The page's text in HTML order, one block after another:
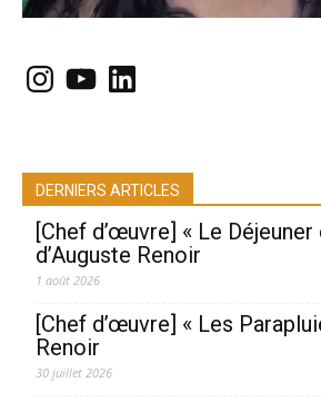
Instagram
YouTubeLinkedIn
DERNIERS ARTICLES
[Chef d’œuvre] « Le
d’Auguste Renoir
1 août 2026
[Chef d’œuvre] « Les
Renoir
30 juillet 2026